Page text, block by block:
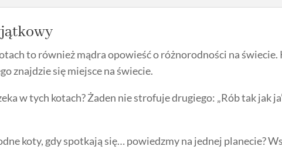
to również mądra opowieść o różnorodności na
znajdzie się miejsce na świecie.
w tych kotach? Żaden nie strofuje drugiego: „Rób tak jak
koty, gdy spotkają się… powiedzmy na jednej planecie?